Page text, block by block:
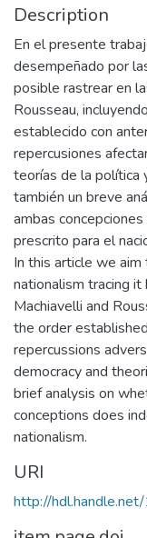
Description
En el presente
desempeñado por
posible rastrear en
Rousseau,
establecido con
repercusiones
teorías de la política
también un breve
ambas
prescrito para el
In this article we
nationalism tracing
Machiavelli and
the order
repercussions
democracy and
brief analysis on
conceptions does
nationalism.
URI
http://